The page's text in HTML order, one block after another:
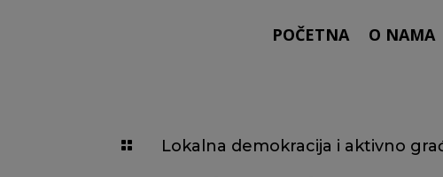
POČETNA O NAMA
 Lokalna demokracija i aktivno